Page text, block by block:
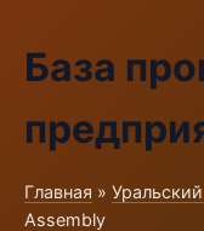
База
Главная »
Assembly